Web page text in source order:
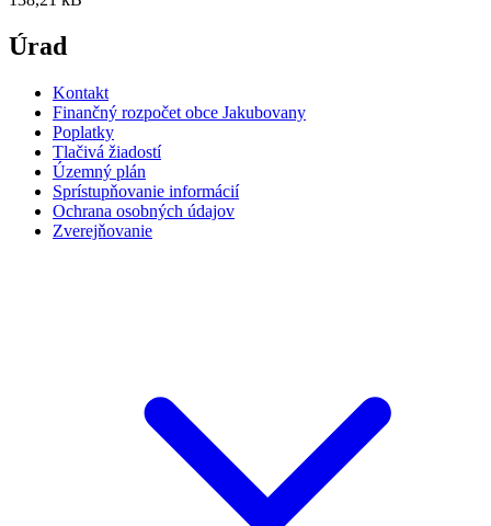
Úrad
Kontakt
Finančný rozpočet obce Jakubovany
Poplatky
Tlačivá žiadostí
Územný plán
Sprístupňovanie informácií
Ochrana osobných údajov
Zverejňovanie